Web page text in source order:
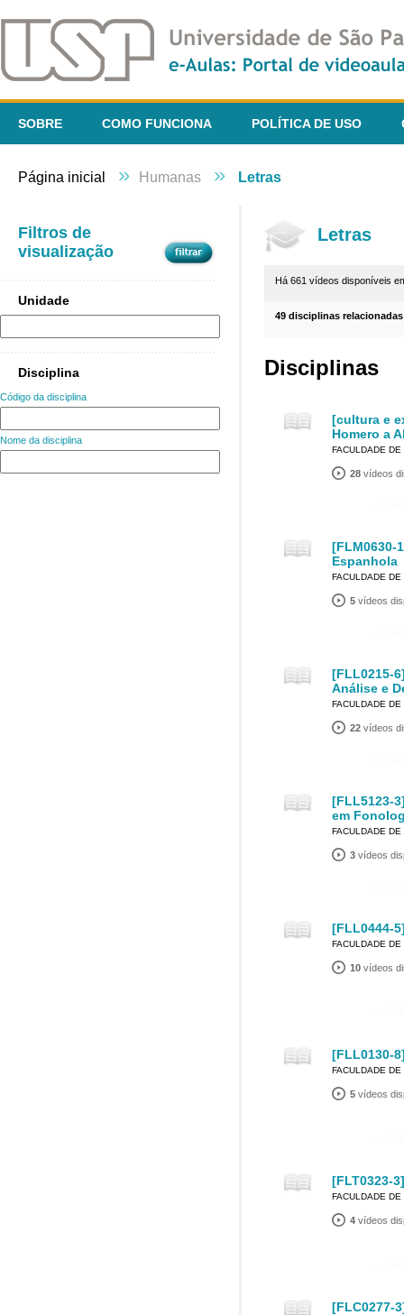
SOBRE COMO FUNCIONA POLÍTICA DE USO
Página inicial » Humanas » Letras
Filtros de
visualização
Unidade
Disciplina
Código da disciplina
Nome da disciplina
Letras
Há 661 vídeos disponíveis
49 disciplinas
Disciplinas
[cultura e
Homero a
FACULDADE
28 vídeos
[FLM0630-
Espanhola
FACULDADE
5 vídeos
[FLL0215-
Análise e
FACULDADE
22 vídeos
[FLL5123-
em
FACULDADE
3 vídeos
[FLL0444-
FACULDADE
10 vídeos
[FLL0130-
FACULDADE
5 vídeos
[FLT0323-
FACULDADE
4 vídeos
[FLC0277-